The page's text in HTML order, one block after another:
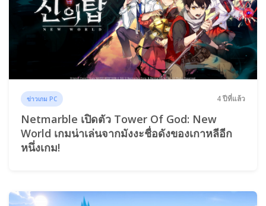
ข่าวเกม PC 4 ปีที่แล้ว
Netmarble เปิดตัว Tower Of God: New
World เกมน่าเล่นจากมังงะชื่อดังของเกาหลีอีก
หนึ่งเกม!